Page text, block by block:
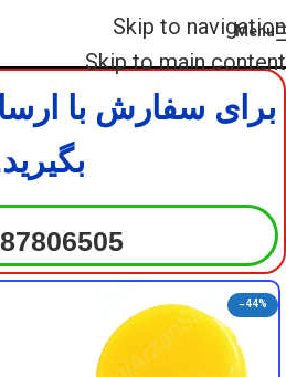
Skip to navigation
Skip to main content
Menu
برای سفارش با
-44%
DigiArzanSara
DigiArzanSara
DigiArzanSara
DigiArzanSara